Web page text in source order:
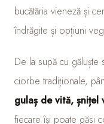
bucătăria vieneză și
îndrăgite și opțiuni
De la supă cu găluște
ciorbe tradiționale,
gulaș de vită, șnițel
fiecare își poate găsi